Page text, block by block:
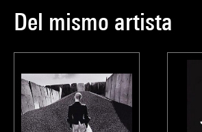
Del mismo artista